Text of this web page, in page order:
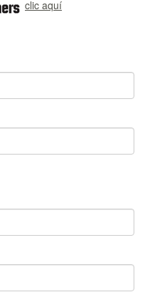
clic aquí